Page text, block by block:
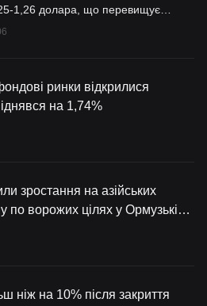
1,26 долара, що перевищує
долара та середній прогноз
перехід до стратегії "AI first" не
ринки відкрилися
на 1,74%
зростання на азійських
по ворожих цілях у Ормузькій
ніж на 10% після закриття